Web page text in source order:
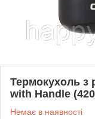
Термокухоль з
with Handle
Немає в наявності